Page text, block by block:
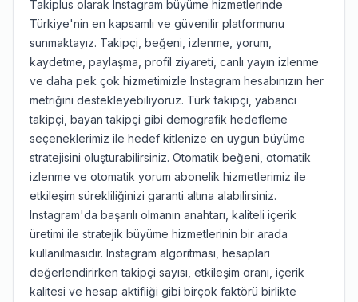
Takiplus olarak Instagram büyüme hizmetlerinde
Türkiye'nin en kapsamlı ve güvenilir platformunu
sunmaktayız. Takipçi, beğeni, izlenme, yorum,
kaydetme, paylaşma, profil ziyareti, canlı yayın izlenme
ve daha pek çok hizmetimizle Instagram hesabınızın her
metriğini destekleyebiliyoruz. Türk takipçi, yabancı
takipçi, bayan takipçi gibi demografik hedefleme
seçeneklerimiz ile hedef kitlenize en uygun büyüme
stratejisini oluşturabilirsiniz. Otomatik beğeni, otomatik
izlenme ve otomatik yorum abonelik hizmetlerimiz ile
etkileşim sürekliliğinizi garanti altına alabilirsiniz.
Instagram'da başarılı olmanın anahtarı, kaliteli içerik
üretimi ile stratejik büyüme hizmetlerinin bir arada
kullanılmasıdır. Instagram algoritması, hesapları
değerlendirirken takipçi sayısı, etkileşim oranı, içerik
kalitesi ve hesap aktifliği gibi birçok faktörü birlikte